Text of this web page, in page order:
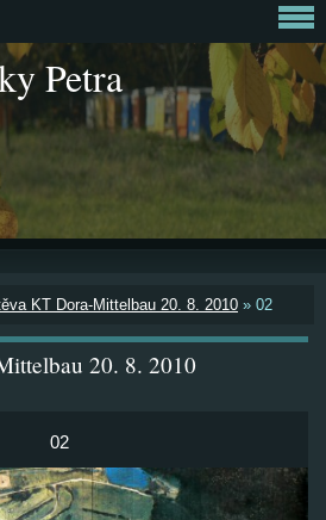
Petra
KT Dora-Mittelbau 20. 8. 2010 » 02
20. 8. 2010
02